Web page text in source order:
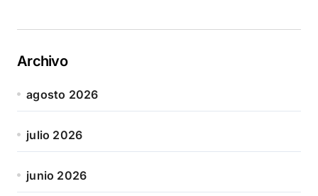
Archivo
agosto 2026
julio 2026
junio 2026